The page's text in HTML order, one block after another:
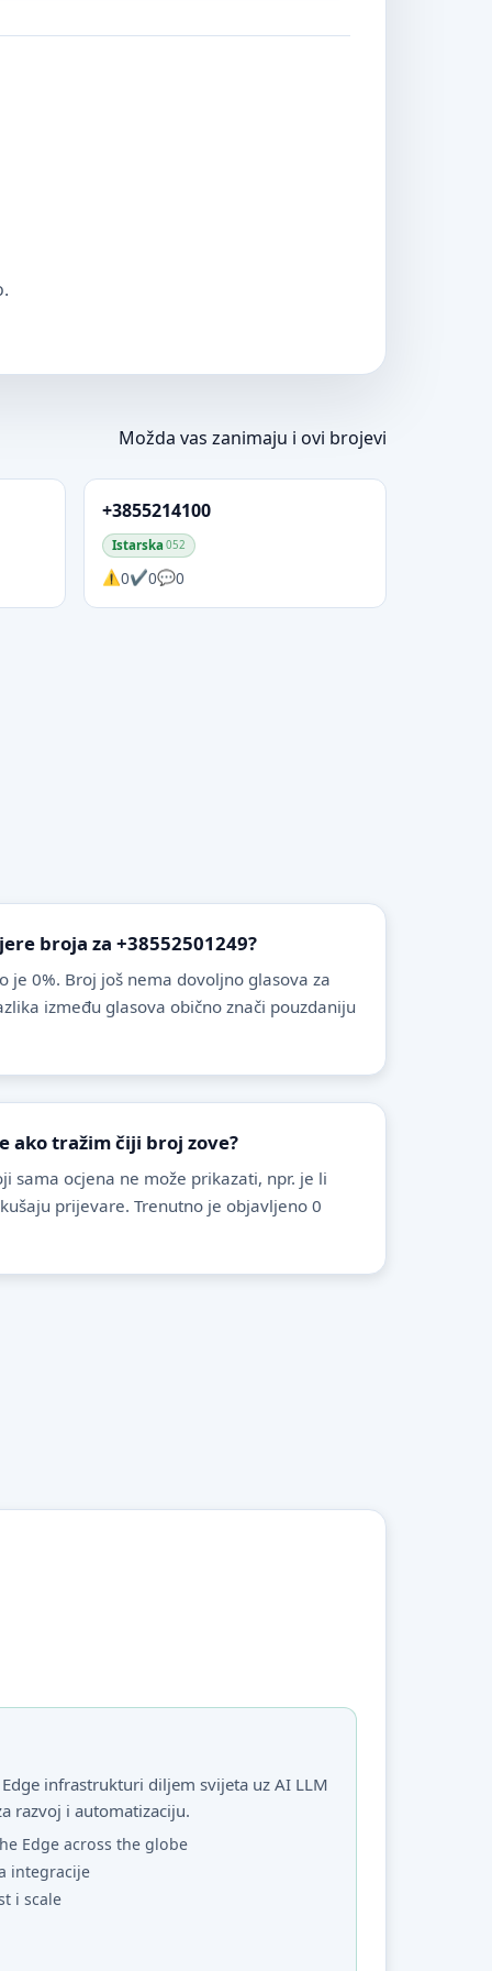
Možda vas zanimaju i ovi brojevi
+3855214100
Istarska 052
0 0 0
broja za +38552501249?
je 0%. Broj još nema dovoljno glasova za
između glasova obično znači pouzdaniju
ako tražim čiji broj zove?
sama ocjena ne može prikazati, npr. je li
prijevare. Trenutno je objavljeno 0
infrastrukturi diljem svijeta uz AI LLM
razvoj i automatizaciju.
Edge across the globe
integracije
i scale